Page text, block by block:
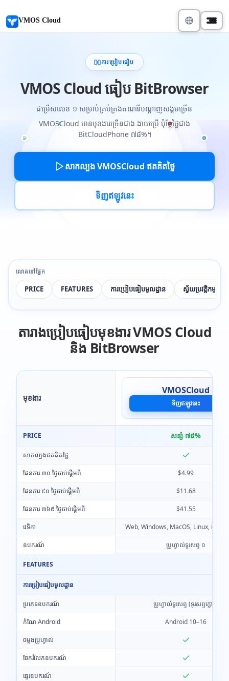
VMOS Cloud
ការប្រៀបធៀប
VMOS Cloud ធៀប BitBrowser
ជម្រើសលេខ ១ សម្រាប់គ្រប់គ្រងគណនីបណ្តាញសង្គមច្រើន
VMOSCloud មានមុខងារច្រើនជាង ងាយប្រើ ប៉ុន្តែថ្លៃជាង
BitCloudPhone ៧៨%។
សាកល្បង VMOSCloud ឥតគិតថ្លៃ
ទិញឥឡូវនេះ
លោតទៅផ្នែក
PRICE FEATURES ការប្រៀបធៀបមូលដ្ឋាន ស្វ័យប្រវត្តិកម្មបណ្
តារាងប្រៀបធៀបមុខងារ VMOS Cloud
និង BitBrowser
មុខងារ
VMOSCloud
ទិញឥឡូវនេះ
PRICE សន្សំ ៧៨%
សាកល្បងឥតគិតថ្លៃ
ផែនការ ៣០ ថ្ងៃចាប់ផ្តើមពី $4.99
ផែនការ ៩០ ថ្ងៃចាប់ផ្តើមពី $11.68
ផែនការ ៣៦៥ ថ្ងៃចាប់ផ្តើមពី $41.55
វេទិកា Web, Windows, MacOS, Linux, iOS,
ឧបករណ៍ ប្រូហ្វាល់ទូរសព្ទ ១
FEATURES
ការប្រៀបធៀបមូលដ្ឋាន
ប្រភេទឧបករណ៍ ប្រូហ្វាល់ទូរសព្ទ (ទូរសព្ទក្លោដ)
កំណែ Android Android 10–16
ចម្លងប្រូហ្វាល់
ចែករំលែកឧបករណ៍
ផ្ទេរឧបករណ៍